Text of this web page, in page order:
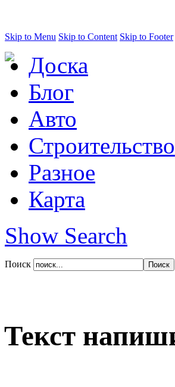
Skip to Menu Skip to Content Skip to Footer
Доска
Блог
Авто
Строительство
Разное
Карта
Show Search
Поиск
Текст